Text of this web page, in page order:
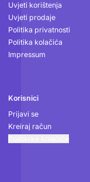
Uvjeti korištenja
Uvjeti prodaje
Politika privatnosti
Politika kolačića
Impressum
Korisnici
Prijavi se
Kreiraj račun